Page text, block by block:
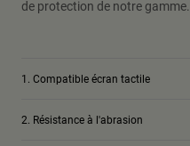
de protection de notre gamme.
Compatible écran tactile
Résistance à l'abrasion